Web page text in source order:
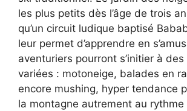
les plus petits dès l’âge de trois
qu’un circuit ludique baptisé
leur permet d’apprendre en
aventuriers pourront s’initier à
variées : motoneige, balades en
encore mushing, hyper tendance
la montagne autrement au rythme